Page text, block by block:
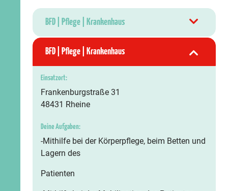
BFD | Pflege | Krankenhaus
BFD | Pflege | Krankenhaus
Einsatzort:
Frankenburgstraße 31
48431 Rheine
Deine Aufgaben:
-Mithilfe bei der Körperpflege, beim Betten und
Lagern des
Patienten